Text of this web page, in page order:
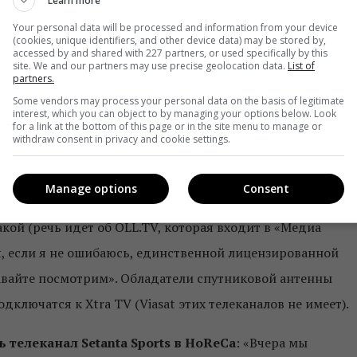
«Футбол 1» и «Футбол 2» с аналоговых пакетов
года телеканалы «Футбол 1» и «Футбол 2» будут
тем, у кого исключительно аналоговая сеть? Мы
как с этим работать», — отметил Александр
«Футбол 1» и «Футбол 2» ОТТ-операторам,
каналов и медиа платформ МГУ сообщил следующее:
в кабельных сетях, в ОТТ телеканалы есть
(речь идет об ОLL.TV, которая входит в «Медиа
если я не ошибаюсь, единственной лицензированной
посмотрим». Обладатели спутниковой антенны
к Xtra TV (Viasat этих телеканалов не имеет).
Setanta Sports в HoReCa: «Вчера мы
Your personal data will be processed and information from your device
(cookies, unique identifiers, and other device data) may be stored by,
accessed by and shared with 227 partners, or used specifically by this
site. We and our partners may use precise geolocation data. List of
partners.
Some vendors may process your personal data on the basis of legitimate
interest, which you can object to by managing your options below. Look
for a link at the bottom of this page or in the site menu to manage or
withdraw consent in privacy and cookie settings.
Consent
Manage options